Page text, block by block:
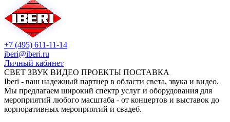
+7 (495) 611-11-14
iberi@iberi.ru
Личный кабинет
СВЕТ ЗВУК ВИДЕО ПРОЕКТЫ ПОСТАВКА
Iberi - ваш надежный партнер в области света, звука и видео.
Мы предлагаем широкий спектр услуг и оборудования для
мероприятий любого масштаба - от концертов и выставок до
корпоративных мероприятий и свадеб.